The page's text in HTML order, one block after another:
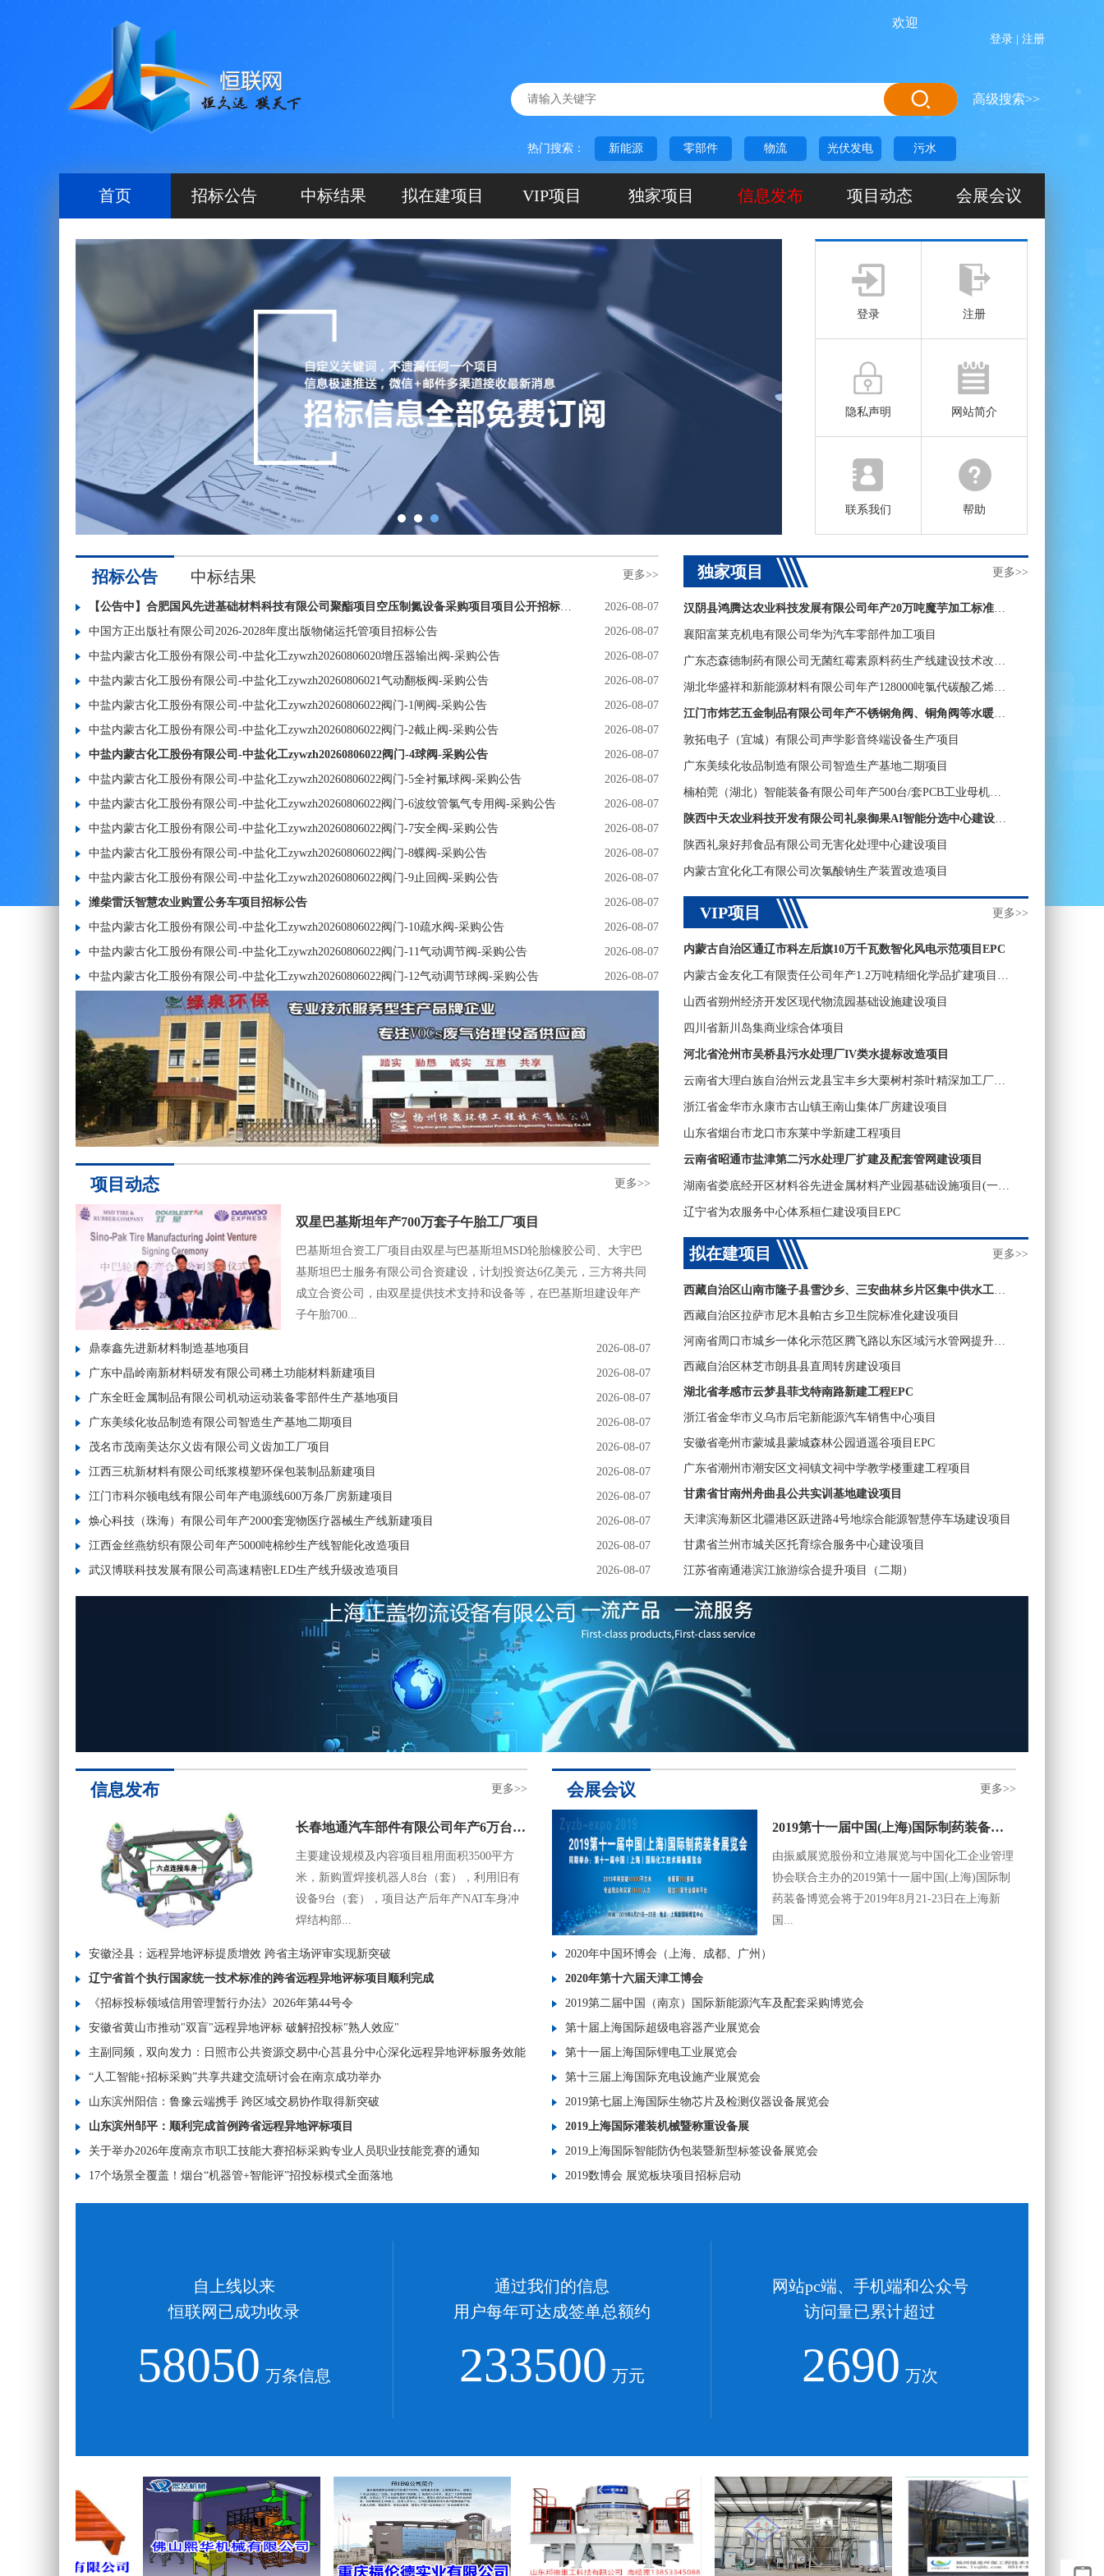
欢迎进入恒联网！恒联网是一家前期项目信息
登录 注册
高级搜索>>
热门搜索： 新能源 零部件 物流 光伏发电 污水
首页 招标公告 中标结果 拟在建项目 VIP项目 独家项目 信息发布 项目动态 会展会议
登录 注册
隐私声明 网站简介
联系我们 帮助
招标公告 中标结果 更多>>
【公告中】合肥国风先进基础材料科技有限公司聚酯项目空压制氮设备采购项目项目公开招标公告
2026-08-07
中国方正出版社有限公司2026-2028年度出版物储运托管项目招标公告
2026-08-07
中盐内蒙古化工股份有限公司-中盐化工zywzh20260806020增压器输出阀-采购公告
2026-08-07
中盐内蒙古化工股份有限公司-中盐化工zywzh20260806021气动翻板阀-采购公告
2026-08-07
中盐内蒙古化工股份有限公司-中盐化工zywzh20260806022阀门-1闸阀-采购公告
2026-08-07
中盐内蒙古化工股份有限公司-中盐化工zywzh20260806022阀门-2截止阀-采购公告
2026-08-07
中盐内蒙古化工股份有限公司-中盐化工zywzh20260806022阀门-4球阀-采购公告
2026-08-07
中盐内蒙古化工股份有限公司-中盐化工zywzh20260806022阀门-5全衬氟球阀-采购公告
2026-08-07
中盐内蒙古化工股份有限公司-中盐化工zywzh20260806022阀门-6波纹管氯气专用阀-采购公告
2026-08-07
中盐内蒙古化工股份有限公司-中盐化工zywzh20260806022阀门-7安全阀-采购公告
2026-08-07
中盐内蒙古化工股份有限公司-中盐化工zywzh20260806022阀门-8蝶阀-采购公告
2026-08-07
中盐内蒙古化工股份有限公司-中盐化工zywzh20260806022阀门-9止回阀-采购公告
2026-08-07
潍柴雷沃智慧农业购置公务车项目招标公告
2026-08-07
中盐内蒙古化工股份有限公司-中盐化工zywzh20260806022阀门-10疏水阀-采购公告
2026-08-07
中盐内蒙古化工股份有限公司-中盐化工zywzh20260806022阀门-11气动调节阀-采购公告
2026-08-07
中盐内蒙古化工股份有限公司-中盐化工zywzh20260806022阀门-12气动调节球阀-采购公告
2026-08-07
项目动态 更多>>
双星巴基斯坦年产700万套子午胎工厂项目
巴基斯坦合资工厂项目由双星与巴基斯坦MSD轮胎橡胶公司、大宇巴
基斯坦巴士服务有限公司合资建设，计划投资达6亿美元，三方将共同
成立合资公司，由双星提供技术支持和设备等，在巴基斯坦建设年产
子午胎700...
鼎泰鑫先进新材料制造基地项目
2026-08-07
广东中晶岭南新材料研发有限公司稀土功能材料新建项目
2026-08-07
广东全旺金属制品有限公司机动运动装备零部件生产基地项目
2026-08-07
广东美续化妆品制造有限公司智造生产基地二期项目
2026-08-07
茂名市茂南美达尔义齿有限公司义齿加工厂项目
2026-08-07
江西三杭新材料有限公司纸浆模塑环保包装制品新建项目
2026-08-07
江门市科尔顿电线有限公司年产电源线600万条厂房新建项目
2026-08-07
焕心科技（珠海）有限公司年产2000套宠物医疗器械生产线新建项目
2026-08-07
江西金丝燕纺织有限公司年产5000吨棉纱生产线智能化改造项目
2026-08-07
武汉博联科技发展有限公司高速精密LED生产线升级改造项目
2026-08-07
独家项目 更多>>
汉阴县鸿腾达农业科技发展有限公司年产20万吨魔芋加工标准化厂房建设项目
襄阳富莱克机电有限公司华为汽车零部件加工项目
广东态森德制药有限公司无菌红霉素原料药生产线建设技术改造项目
湖北华盛祥和新能源材料有限公司年产128000吨氯代碳酸乙烯酯项目
江门市炜艺五金制品有限公司年产不锈钢角阀、铜角阀等水暖卫浴产品1500万件新建项目
敦拓电子（宜城）有限公司声学影音终端设备生产项目
广东美续化妆品制造有限公司智造生产基地二期项目
楠柏莞（湖北）智能装备有限公司年产500台/套PCB工业母机项目
陕西中天农业科技开发有限公司礼泉御果AI智能分选中心建设项目
陕西礼泉好邦食品有限公司无害化处理中心建设项目
内蒙古宜化化工有限公司次氯酸钠生产装置改造项目
VIP项目 更多>>
内蒙古自治区通辽市科左后旗10万千瓦数智化风电示范项目EPC
内蒙古金友化工有限责任公司年产1.2万吨精细化学品扩建项目（二期工程）
山西省朔州经济开发区现代物流园基础设施建设项目
四川省新川岛集商业综合体项目
河北省沧州市吴桥县污水处理厂IV类水提标改造项目
云南省大理白族自治州云龙县宝丰乡大栗树村茶叶精深加工厂改扩建项目(2026年新型集体经济发展)（EPC）
浙江省金华市永康市古山镇王南山集体厂房建设项目
山东省烟台市龙口市东莱中学新建工程项目
云南省昭通市盐津第二污水处理厂扩建及配套管网建设项目
湖南省娄底经开区材料谷先进金属材料产业园基础设施项目(一期)（钛材料产业园）
辽宁省为农服务中心体系桓仁建设项目EPC
拟在建项目 更多>>
西藏自治区山南市隆子县雪沙乡、三安曲林乡片区集中供水工程项目
西藏自治区拉萨市尼木县帕古乡卫生院标准化建设项目
河南省周口市城乡一体化示范区腾飞路以东区域污水管网提升工程项目
西藏自治区林芝市朗县县直周转房建设项目
湖北省孝感市云梦县菲戈特南路新建工程EPC
浙江省金华市义乌市后宅新能源汽车销售中心项目
安徽省亳州市蒙城县蒙城森林公园逍遥谷项目EPC
广东省潮州市潮安区文祠镇文祠中学教学楼重建工程项目
甘肃省甘南州舟曲县公共实训基地建设项目
天津滨海新区北疆港区跃进路4号地综合能源智慧停车场建设项目
甘肃省兰州市城关区托育综合服务中心建设项目
江苏省南通港滨江旅游综合提升项目（二期）
信息发布 更多>>
长春地通汽车部件有限公司年产6万台NAT车身冲焊结构部件项目
主要建设规模及内容项目租用面积3500平方
米，新购置焊接机器人8台（套），利用旧有
设备9台（套），项目达产后年产NAT车身冲
焊结构部...
安徽泾县：远程异地评标提质增效 跨省主场评审实现新突破
辽宁省首个执行国家统一技术标准的跨省远程异地评标项目顺利完成
《招标投标领域信用管理暂行办法》2026年第44号令
安徽省黄山市推动"双盲"远程异地评标 破解招投标"熟人效应"
主副同频，双向发力：日照市公共资源交易中心莒县分中心深化远程异地评标服务效能
“人工智能+招标采购”共享共建交流研讨会在南京成功举办
山东滨州阳信：鲁豫云端携手 跨区域交易协作取得新突破
山东滨州邹平：顺利完成首例跨省远程异地评标项目
关于举办2026年度南京市职工技能大赛招标采购专业人员职业技能竞赛的通知
17个场景全覆盖！烟台“机器管+智能评”招投标模式全面落地
会展会议 更多>>
2019第十一届中国(上海)国际制药装备博览会
由振威展览股份和立港展览与中国化工企业管理
协会联合主办的2019第十一届中国(上海)国际制
药装备博览会将于2019年8月21-23日在上海新
国...
2020年中国环博会（上海、成都、广州）
2020年第十六届天津工博会
2019第二届中国（南京）国际新能源汽车及配套采购博览会
第十届上海国际超级电容器产业展览会
第十一届上海国际锂电工业展览会
第十三届上海国际充电设施产业展览会
2019第七届上海国际生物芯片及检测仪器设备展览会
2019上海国际灌装机械暨称重设备展
2019上海国际智能防伪包装暨新型标签设备展览会
2019数博会 展览板块项目招标启动
自上线以来
恒联网已成功收录
58050 万条信息
通过我们的信息
用户每年可达成签单总额约
233500 万元
网站pc端、手机端和公众号
访问量已累计超过
2690 万次